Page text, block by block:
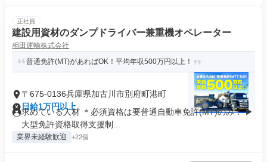
正社員
建設用資材のダンプドライバー兼重機オペレーター
相田運輸株式会社
普通免許(MT)があればOK！平均年収500万円以上！
〒675-0136兵庫県加古川市別府町港町
日給1万円以上
求めている人材 ＊必須資格は要普通自動車免許(MT)のみ！ ▶
大型免許資格取得支援制...
業界未経験歓迎 +22個